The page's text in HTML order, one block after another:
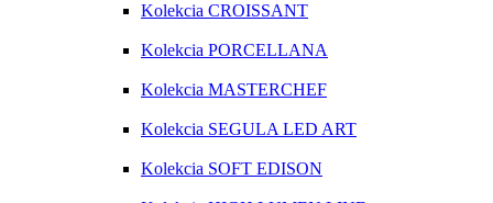
Kolekcia CROISSANT
Kolekcia PORCELLANA
Kolekcia MASTERCHEF
Kolekcia SEGULA LED ART
Kolekcia SOFT EDISON